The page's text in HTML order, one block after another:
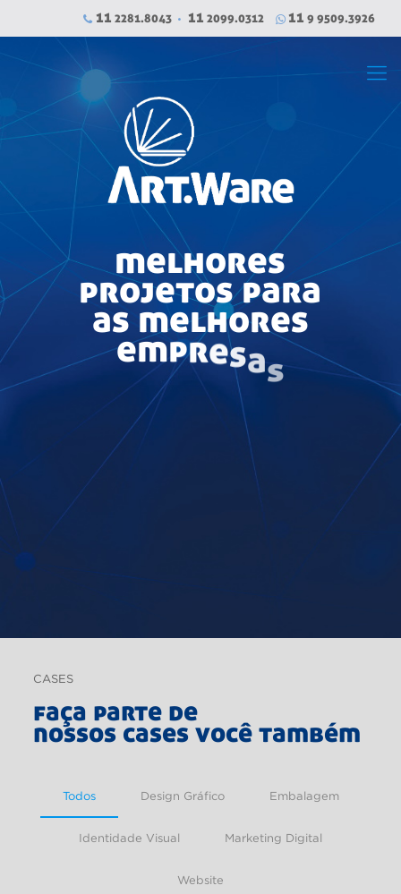
11 2281.8043 11 2099.0312 11 9 9509.3926
melhores
projetospara
as melhores
empresas
CASES
faça parte de
nossos cases você também
Todos Design Gráfico Embalagem
Identidade Visual Marketing Digital
Website